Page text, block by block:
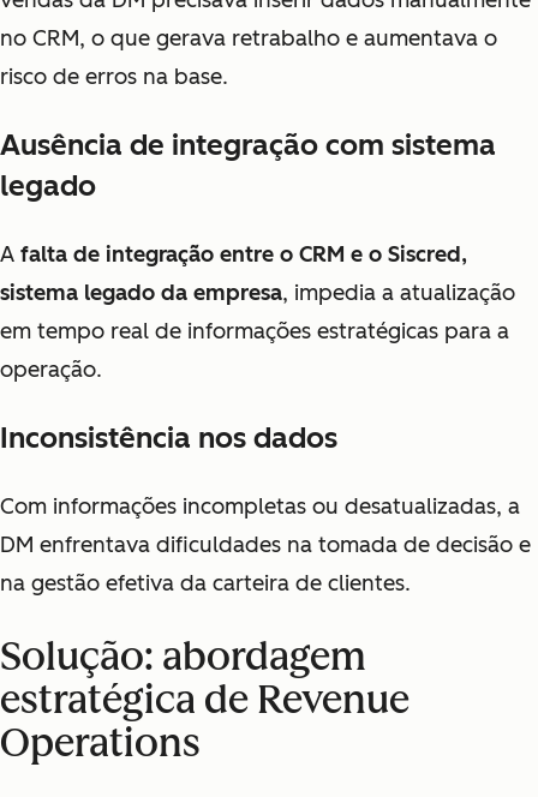
no CRM, o que gerava retrabalho e aumentava o
risco de erros na base.
Ausência de integração com sistema
legado
A falta de integração entre o CRM e o Siscred,
sistema legado da empresa, impedia a atualização
em tempo real de informações estratégicas para a
operação.
Inconsistência nos dados
Com informações incompletas ou desatualizadas, a
DM enfrentava dificuldades na tomada de decisão e
na gestão efetiva da carteira de clientes.
Solução: abordagem
estratégica de Revenue
Operations